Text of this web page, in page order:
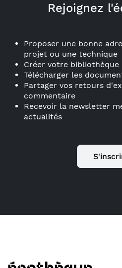
Rejoignez
Proposer une bonne
projet ou une technique
Créer votre
Télécharger les
Partager vos retours
commentaire
Recevoir la newsletter
actualités